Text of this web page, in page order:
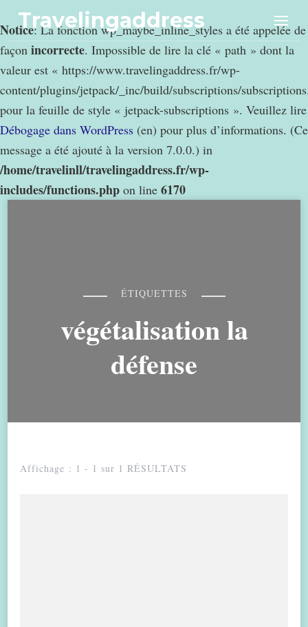
Notice: La fonction wp_maybe_inline_styles a été appelée de
façon incorrecte. Impossible de lire la clé « path » dont la
valeur est « https://www.travelingaddress.fr/wp-
content/plugins/jetpack/_inc/build/subscriptions/
pour la feuille de style « jetpack-subscriptions ». Veuillez lire
Débogage dans WordPress (en) pour plus d’informations. (Ce
message a été ajouté à la version 7.0.0.) in
/home/travelinll/travelingaddress.fr/wp-
includes/functions.php on line 6170
Travelingaddress
ÉTIQUETTES
végétalisation la
défense
Affichage : 1 - 1 sur 1 RÉSULTATS